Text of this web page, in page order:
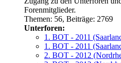
Forenmitglieder.
Themen: 56, Beiträge: 2769
Unterforen:
1. BOT - 2011
1. BOT - 2011
2. BOT - 2012